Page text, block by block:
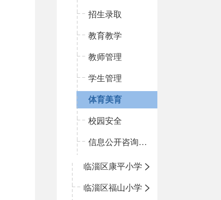
招生录取
教育教学
教师管理
学生管理
体育美育
校园安全
信息公开咨询指南
临淄区康平小学
临淄区福山小学